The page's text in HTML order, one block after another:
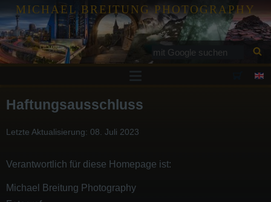
MICHAEL BREITUNG PHOTOGRAPHY
Services
Haftungsausschluss
Letzte Aktualisierung: 08. Juli 2023
Verantwortlich für diese Homepage ist:
Michael Breitung Photography